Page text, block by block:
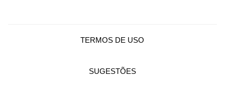
TERMOS DE USO
SUGESTÕES